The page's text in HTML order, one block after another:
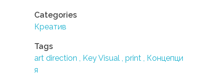
Categories
Креатив
Tags
art direction
Key Visual print
Концепци
я